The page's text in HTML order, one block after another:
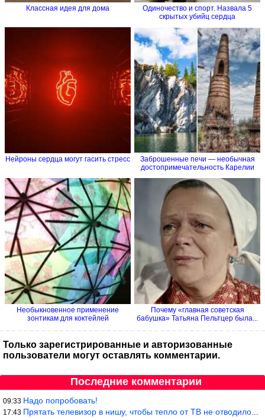
Классная идея для дома
Одиночество и спорт. Назвала 5
скрытых убийц сердца
Нейроны сердца могут гасить стресс
Заброшенные печи — необычная
достопримечательность Карелии
Необыкновенное применение
зонтикам для коктейлей
Почему «главная советская
бабушка» Татьяна Пельтцер была...
Только зарегистрированные и авторизованные
пользователи могут оставлять комментарии.
Последние комментарии
09:33 Надо попробовать!
17:43 Прятать телевизор в нишу, чтобы тепло от ТВ не отводилось и теле